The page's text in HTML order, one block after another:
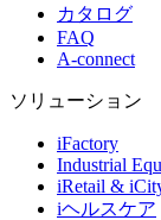
カタログ
FAQ
A-connect
ソリューション
iFactory
Industrial
iRetail &
iヘルスケア